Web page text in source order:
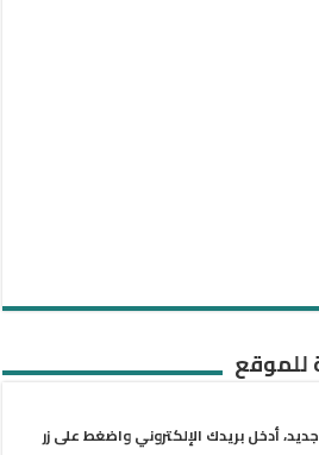
للموقع
أدخل بريدك الإلكتروني واضغط على زر